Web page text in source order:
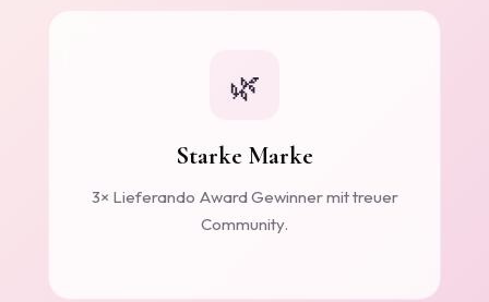
🌿
Starke Marke
3× Lieferando Award Gewinner mit treuer
Community.